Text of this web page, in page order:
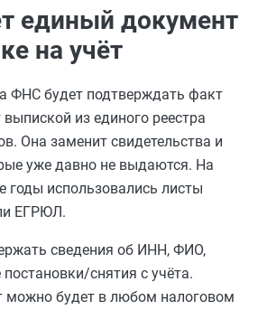
единый документ
на учёт
ФНС будет подтверждать факт
из единого реестра
Она заменит свидетельства и
уже давно не выдаются. На
годы использовались листы
ЕГРЮЛ.
сведения об ИНН, ФИО,
постановки/снятия с учёта.
можно будет в любом налоговом